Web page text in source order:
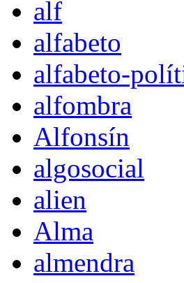
alf
alfabeto
alfabeto-
alfombra
Alfonsín
algosocial
alien
Alma
almendra